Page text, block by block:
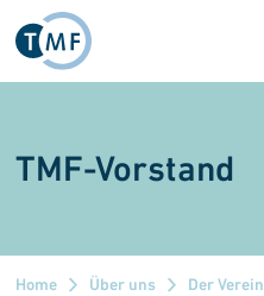
Direkt zum Inhalt
TMF-Vorstand
Home Über uns Der Verein